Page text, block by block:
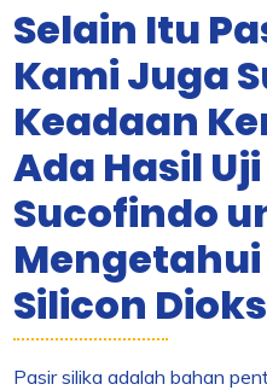
Selain Itu
Kami Juga
Keadaan
Ada Hasil
Sucofindo
Silicon
Pasir silika adalah bahan